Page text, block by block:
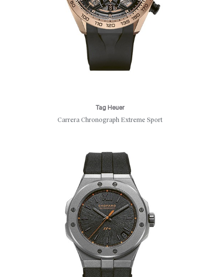
Tag Heuer
Carrera Chronograph Extreme Sport